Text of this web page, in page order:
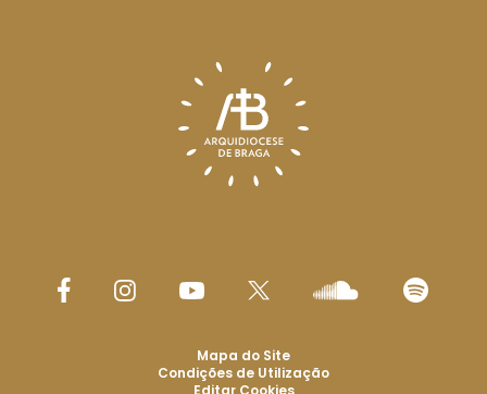
Mapa do Site
Condições de Utilização